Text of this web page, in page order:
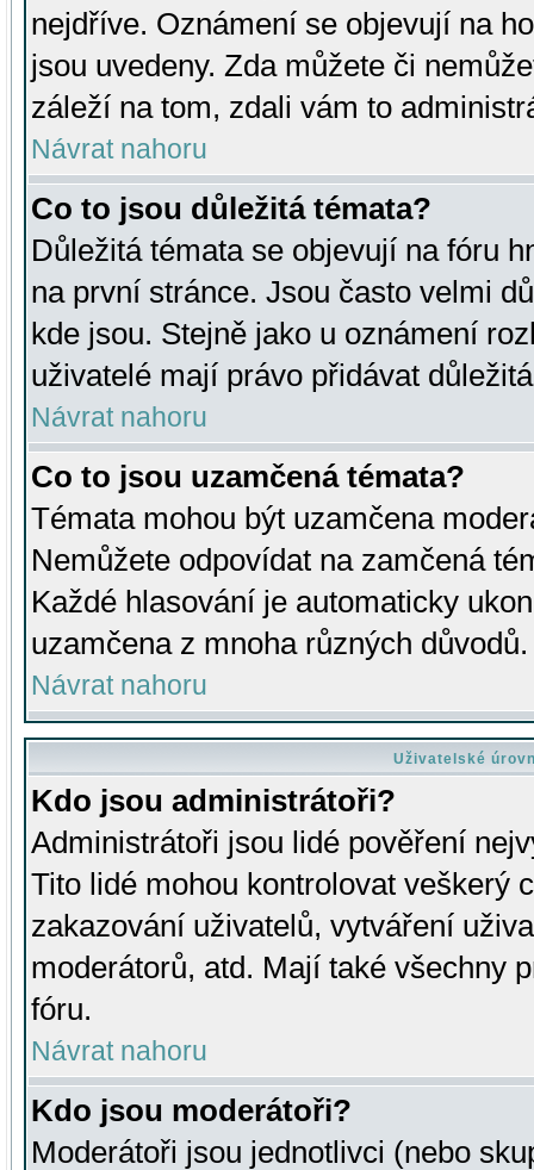
nejdříve. Oznámení se objevují na
jsou uvedeny. Zda můžete či
záleží na tom, zdali vám to
Návrat nahoru
Co to jsou důležitá témata?
Důležitá témata se objevují na fóru
na první stránce. Jsou často velmi
kde jsou. Stejně jako u oznámení
uživatelé mají právo přidávat
Návrat nahoru
Co to jsou uzamčená témata?
Témata mohou být uzamčena
Nemůžete odpovídat na zamčená
Každé hlasování je automaticky
uzamčena z mnoha různých důvodů.
Návrat nahoru
Uživatelské
Kdo jsou administrátoři?
Administrátoři jsou lidé pověření
Tito lidé mohou kontrolovat veškerý
zakazování uživatelů, vytváření
moderátorů, atd. Mají také všechny
fóru.
Návrat nahoru
Kdo jsou moderátoři?
Moderátoři jsou jednotlivci (nebo